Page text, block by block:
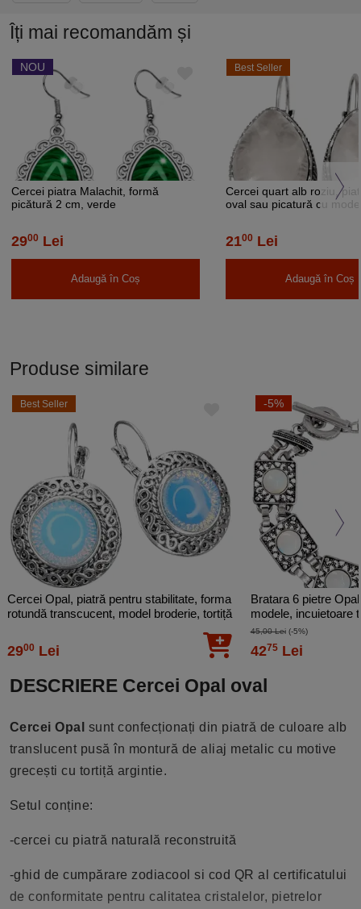
Îți mai recomandăm și
NOU
Cercei piatra Malachit, formă
picătură 2 cm, verde
2900 Lei
Adaugă în Coș
Best Seller
Cercei quart alb roziu,
oval sau picatură cu
2100 Lei
Adaugă în Coș
Produse similare
Best Seller
Cercei Opal, piatră pentru stabilitate, forma
rotundă transcucent, model broderie, tortiță
2900 Lei
-5%
Bratara 6 pietre
modele, incuietoare
45,00 Lei(-5%)
4275Lei
DESCRIERE Cercei Opal oval
Cercei Opal sunt confecționați din piatră de culoare alb
translucent pusă în montură de aliaj metalic cu motive
grecești cu tortiță argintie.
Setul conține:
-cercei cu piatră naturală reconstruită
-ghid de cumpărare zodiacool si cod QR al certificatului
de conformitate pentru calitatea cristalelor, pietrelor